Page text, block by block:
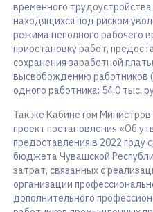
временного
находящихся под риском
режима неполного рабочего
приостановку работ,
сохранения заработной
высвобождению работников
одного работника: 54,0 тыс.
Так же Кабинетом Министров
проект постановления «Об
предоставления в 2022 году
бюджета Чувашской
затрат, связанных с
организации
дополнительного